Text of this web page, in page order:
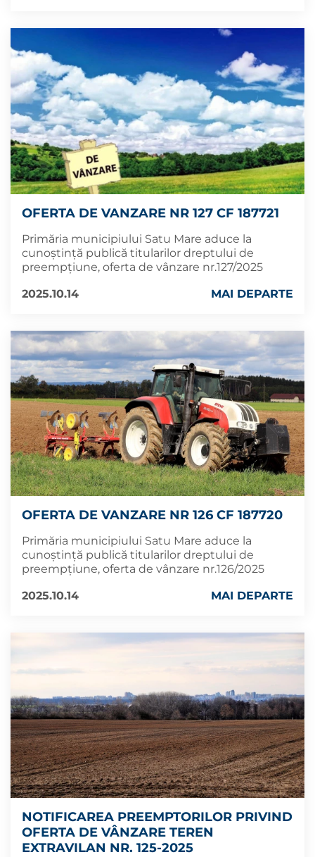
OFERTA DE VANZARE NR 127 CF 187721
Primăria municipiului Satu Mare aduce la
cunoștință publică titularilor dreptului de
preempțiune, oferta de vânzare nr.127/2025
2025.10.14
MAI DEPARTE
OFERTA DE VANZARE NR 126 CF 187720
Primăria municipiului Satu Mare aduce la
cunoștință publică titularilor dreptului de
preempțiune, oferta de vânzare nr.126/2025
2025.10.14
MAI DEPARTE
NOTIFICAREA PREEMPTORILOR PRIVIND
OFERTA DE VÂNZARE TEREN
EXTRAVILAN NR. 125-2025